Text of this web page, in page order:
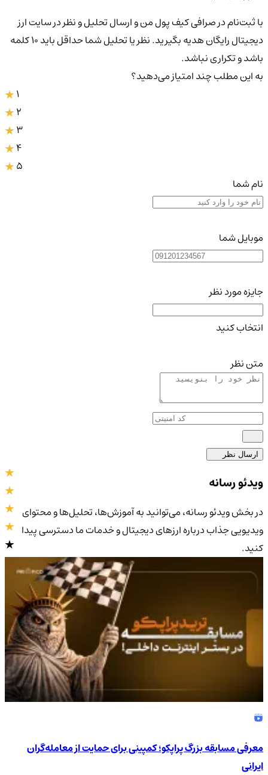
با ثبت‌نام در صرافی کیف پول من و ارسال تحلیل و نظر در سایت ارز
دیجیتال رایگان هدیه بگیرید. نظر یا تحلیل شما حداقل باید ۱۰ کلمه
باشد و تکراری نباشد.
به این مطلب چند امتیاز می‌دهید؟
3
4
5
نام شما
موبایل شما
جایزه مورد نظر
انتخاب کنید
متن نظر
ارسال نظر
4.9/5
ویدئو رسانه
در بخش ویدئو رسانه، می‌توانید به آموزش‌ها، تحلیل‌ها و محتوای
ویدیویی جذاب درباره ارزهای دیجیتال و خدمات ما دسترسی پیدا
کنید.
معرفی مسابقه بزرگ پراپکو؛ کمپینی برای حمایت از معامله‌گران
ایرانی